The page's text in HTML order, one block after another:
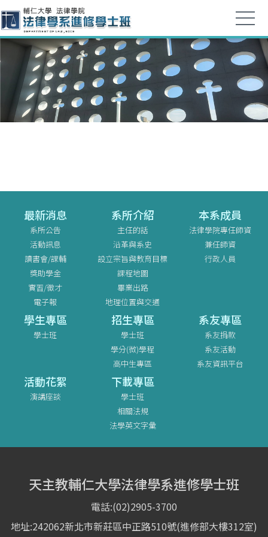
最新消息
系所公告
活動訊息
讀書會/課輔
獎助學金
實習/徵才
電子報
系所介紹
主任的話
沿革與系史
設立宗旨與教育目標
課程地圖
畢業出路
地理位置與交通
本系成員
法律學院專任師資
兼任師資
行政人員
學生專區
學士班
招生專區
學士班
學分(微)學程
高中生專區
系友專區
系友捐款
系友活動
系友資訊平台
活動花絮
演講座談
下載專區
學士班
相關法規
法學英文字彙
天主教輔仁大學法律學系進修學士班
電話:(02)2905-3700
地址:242062新北市新莊區中正路510號(進修部大樓312室)